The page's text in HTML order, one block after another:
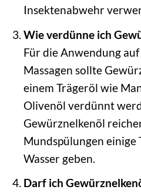
Insektenabwehr
Wie verdünne ich
Für die Anwendung
Massagen sollte
einem Trägeröl wie
Olivenöl verdünnt
Gewürznelkenöl
Mundspülungen einige
Wasser geben.
Darf ich